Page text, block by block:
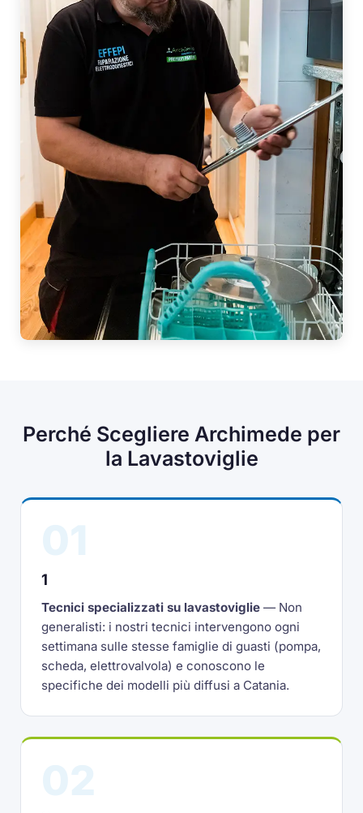
Perché Scegliere Archimede per
la Lavastoviglie
1
Tecnici specializzati su lavastoviglie — Non
generalisti: i nostri tecnici intervengono ogni
settimana sulle stesse famiglie di guasti (pompa,
scheda, elettrovalvola) e conoscono le
specifiche dei modelli più diffusi a Catania.